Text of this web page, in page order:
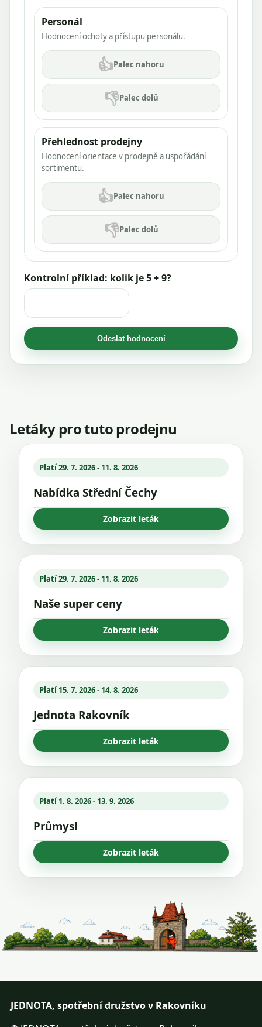
Personál
Hodnocení ochoty a přístupu personálu.
👍Palec nahoru
👎Palec dolů
Přehlednost prodejny
Hodnocení orientace v prodejně a uspořádání
sortimentu.
👍Palec nahoru
👎Palec dolů
Kontrolní příklad: kolik je 5 + 9?
Odeslat hodnocení
Letáky pro tuto prodejnu
Platí 29. 7. 2026 - 11. 8. 2026
Nabídka Střední Čechy
Zobrazit leták
Platí 29. 7. 2026 - 11. 8. 2026
Naše super ceny
Zobrazit leták
Platí 15. 7. 2026 - 14. 8. 2026
Jednota Rakovník
Zobrazit leták
Platí 1. 8. 2026 - 13. 9. 2026
Průmysl
Zobrazit leták
JEDNOTA, spotřební družstvo v Rakovníku